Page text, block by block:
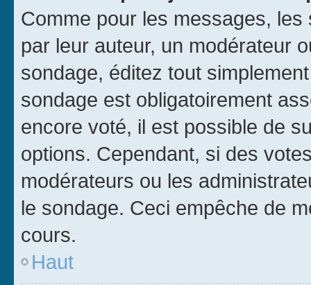
Comme pour les messages,
par leur auteur, un modérateur
sondage, éditez tout
sondage est obligatoirement
encore voté, il est possible de
options. Cependant, si des
modérateurs ou les
le sondage. Ceci empêche de
cours.
Haut